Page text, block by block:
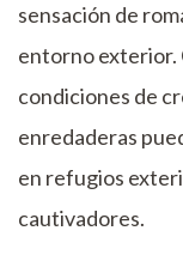
sensación de
entorno exterior.
condiciones de
enredaderas
en refugios
cautivadores.